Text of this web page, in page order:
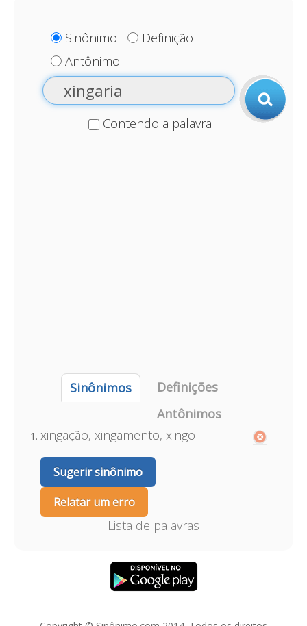
Sinônimo
Definição
Antônimo
Contendo a palavra
Sinônimos
Definições
Antônimos
xingação, xingamento, xingo
Sugerir sinônimo
Relatar um erro
Lista de palavras